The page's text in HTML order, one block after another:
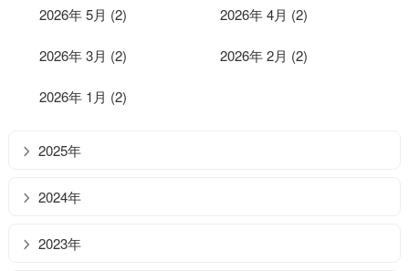
2026年 5月 (2) 2026年 4月 (2)
2026年 3月 (2) 2026年 2月 (2)
2026年 1月 (2)
2025年
2024年
2023年